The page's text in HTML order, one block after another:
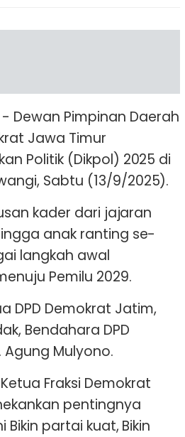
- Dewan Pimpinan Daerah
Jawa Timur
Politik (Dikpol) 2025 di
Sabtu (13/9/2025).
kader dari jajaran
anak ranting se-
langkah awal
Pemilu 2029.
DPD Demokrat Jatim,
Bendahara DPD
Mulyono.
Fraksi Demokrat
pentingnya
Bikin partai kuat, Bikin